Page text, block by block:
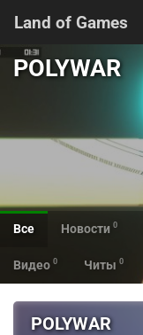
Land of Games
POLYWAR
Все Новости 0
Видео 0 Читы 0
POLYWAR